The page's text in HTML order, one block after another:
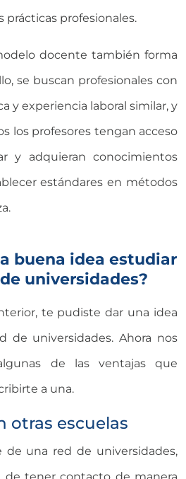
prácticas profesionales.
docente también forma
se buscan profesionales con
y experiencia laboral similar, y
los profesores tengan acceso
y adquieran conocimientos
estándares en métodos
buena idea estudiar
universidades?
te pudiste dar una idea
de universidades. Ahora nos
de las ventajas que
a una.
otras escuelas
de una red de universidades,
de tener contacto de manera